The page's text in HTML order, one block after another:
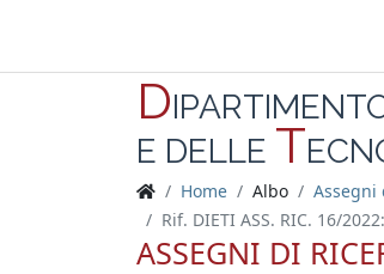
D
E DELLE T
Home Albo
Assegni
Rif. DIETI ASS. RIC. 16/
ASSEGNI DI